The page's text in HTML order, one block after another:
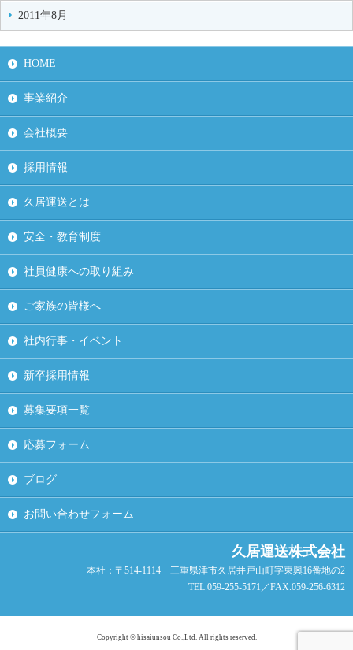
2011年8月
HOME
事業紹介
会社概要
採用情報
久居運送とは
安全・教育制度
社員健康への取り組み
ご家族の皆様へ
社内行事・イベント
新卒採用情報
募集要項一覧
応募フォーム
ブログ
お問い合わせフォーム
久居運送株式会社
本社：〒514-1114 三重県津市久居井戸山町字東興16番地の2
TEL.059-255-5171／FAX.059-256-6312
Copyright © hisaiunsou Co.,Ltd. All rights reserved.